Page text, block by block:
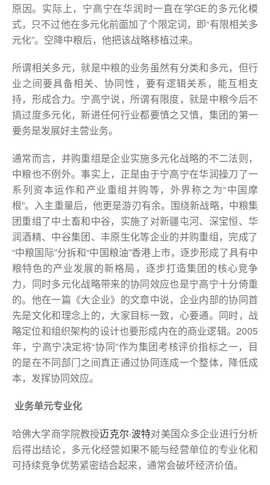
原因。实际上，宁高宁在华润时一直在学GE的多元化模
式，只不过他在多元化前面加了个限定词，即“有限相关多
元化”。空降中粮后，他把该战略移植过来。
所谓相关多元，就是中粮的业务虽然有分类和多元，但行
业之间要具备相关、协同性，要有逻辑关系，能互相支
持，形成合力。宁高宁说，所谓有限度，就是中粮今后不
搞过度多元化，新进任何行业都要慎之又慎，集团的第一
要务是发展好主营业务。
通常而言，并购重组是企业实施多元化战略的不二法则，
中粮也不例外。事实上，正是由于宁高宁在华润操刀了一
系列资本运作和产业重组并购等，外界称之为“中国摩
根”。入主重量后，他更是游刃有余。围绕新战略，中粮集
团重组了中土畜和中谷，实施了对新疆屯河、深宝恒、华
润酒精、中谷集团、丰原生化等企业的并购重组，完成了
“中粮国际”分拆和“中国粮油”香港上市，逐步形成了具有中
粮特色的产业发展的新格局，逐步打造集团的核心竞争
力，同时多元化战略带来的协同效应也是宁高宁十分倚重
的。他在一篇《大企业》的文章中说，企业内部的协同首
先是文化和理念上的，大家目标一致，心要通。同时，战
略定位和组织架构的设计也要形成内在的商业逻辑。2005
年，宁高宁决定将“协同”作为集团考核评价指标之一，目
的是在不同部门之间真正通过协同连成一个整体，降低成
本，发挥协同效应。
业务单元专业化
哈佛大学商学院教授迈克尔·波特对美国众多企业进行分析
后得出结论，多元化经营如果不能与经营单位的专业化和
可持续竞争优势紧密结合起来，通常会破坏经济价值。